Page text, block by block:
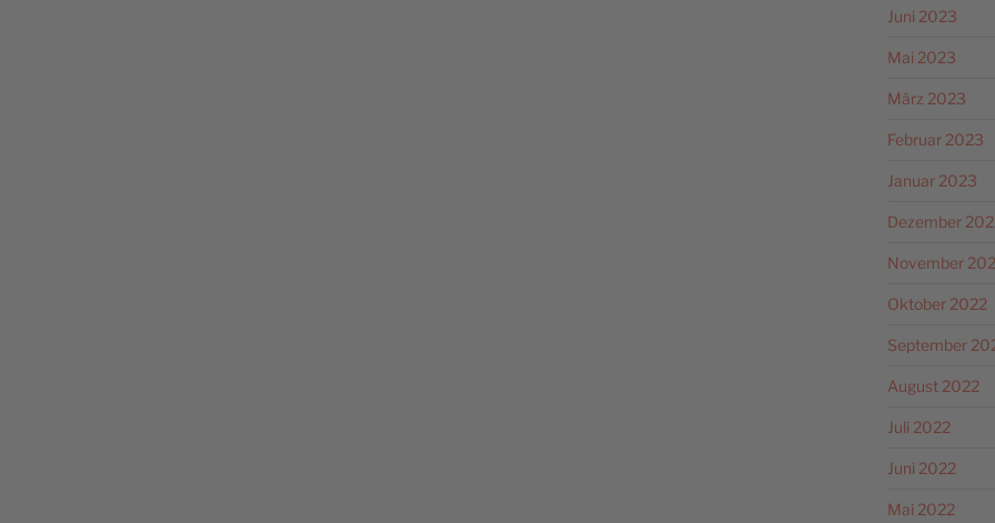
Juni 2023
Mai 2023
März 2023
Februar 2023
Januar 2023
Dezember
November
Oktober 2022
September
August 2022
Juli 2022
Juni 2022
Mai 2022